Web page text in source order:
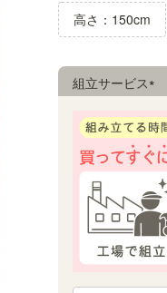
高さ：150cm
組立サービス
須)